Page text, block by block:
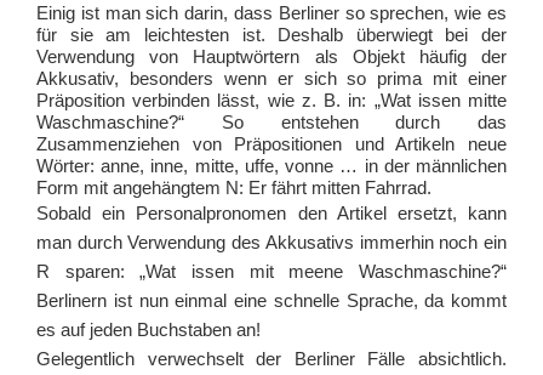
Einig ist man sich darin, dass Berliner so sprechen, wie es
für sie am leichtesten ist. Deshalb überwiegt bei der
Verwendung von Hauptwörtern als Objekt häufig der
Akkusativ, besonders wenn er sich so prima mit einer
Präposition verbinden lässt, wie z. B. in: „Wat issen mitte
Waschmaschine?“ So entstehen durch das
Zusammenziehen von Präpositionen und Artikeln neue
Wörter: anne, inne, mitte, uffe, vonne … in der männlichen
Form mit angehängtem N: Er fährt mitten Fahrrad.
Sobald ein Personalpronomen den Artikel ersetzt, kann
man durch Verwendung des Akkusativs immerhin noch ein
R sparen: „Wat issen mit meene Waschmaschine?“
Berlinern ist nun einmal eine schnelle Sprache, da kommt
es auf jeden Buchstaben an!
Gelegentlich verwechselt der Berliner Fälle absichtlich.